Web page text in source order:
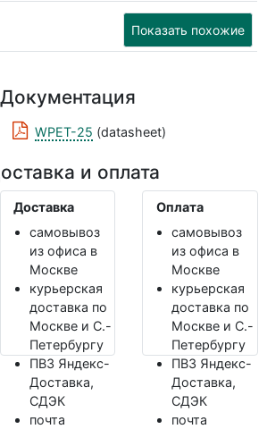
Показать похожие
Документация
WPET-25 (datasheet)
и оплата
Доставка
самовывоз
из офиса в
Москве
курьерская
доставка по
Москве и С.-
Петербургу
ПВЗ Яндекс-
Доставка,
СДЭК
почта
Оплата
самовывоз
из офиса в
Москве
курьерская
доставка по
Москве и С.-
Петербургу
ПВЗ Яндекс-
Доставка,
СДЭК
почта